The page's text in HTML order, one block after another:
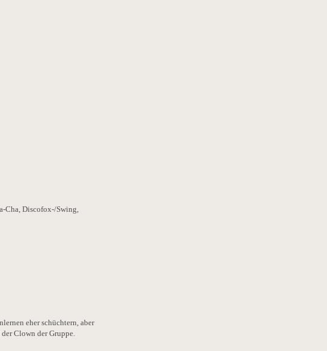
Cha, Discofox-/Swing,
eher schüchtern, aber
Clown der Gruppe.